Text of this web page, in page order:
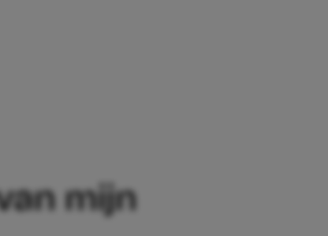
mijn